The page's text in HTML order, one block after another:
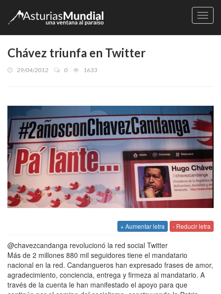
Chávez triunfa en Twitter
29/04/2012 0 1633
+ Aumentar letra - Reducir letra
@chavezcandanga revolucionó la red social Twitter
Más de 2 millones 880 mil seguidores tiene el mandatario
nacional en la red. Candangueros han expresado frases de amor,
agradecimiento, conciencia, entrega y firmeza al mandatario. A
través de la cuenta le han manifestado el apoyo para que